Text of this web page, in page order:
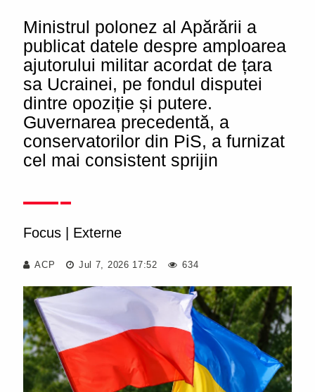
Ministrul polonez al Apărării a
publicat datele despre amploarea
ajutorului militar acordat de țara
sa Ucrainei, pe fondul disputei
dintre opoziție și putere.
Guvernarea precedentă, a
conservatorilor din PiS, a furnizat
cel mai consistent sprijin
Focus Externe
ACP Jul 7, 2026 17:52 634